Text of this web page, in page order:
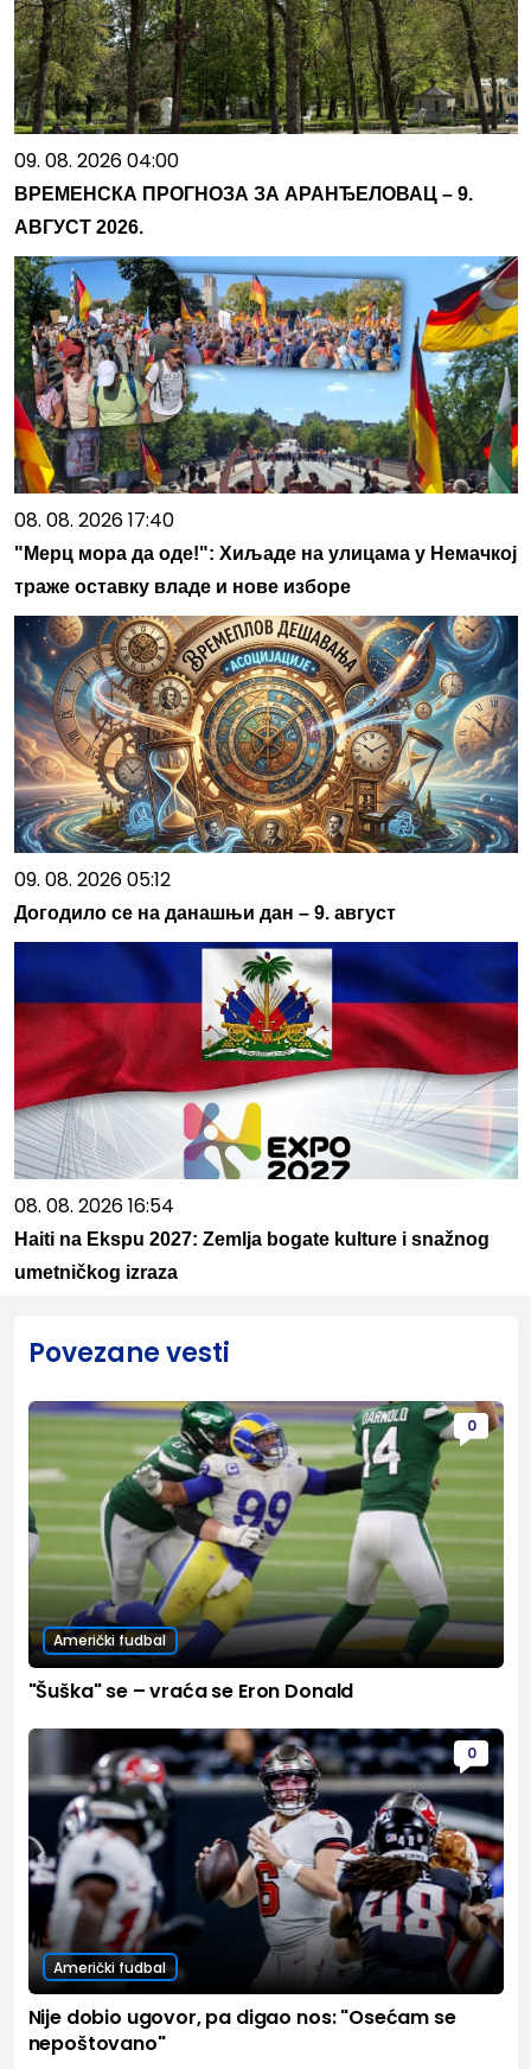
09. 08. 2026 04:00
ВРЕМЕНСКА ПРОГНОЗА ЗА АРАНЂЕЛОВАЦ – 9.
АВГУСТ 2026.
08. 08. 2026 17:40
"Мерц мора да оде!": Хиљаде на улицама у Немачкој
траже оставку владе и нове изборе
09. 08. 2026 05:12
Догодило се на данашњи дан – 9. август
08. 08. 2026 16:54
Haiti na Ekspu 2027: Zemlja bogate kulture i snažnog
umetničkog izraza
Povezane vesti
0
Američki fudbal
"Šuška" se – vraća se Eron Donald
0
Američki fudbal
Nije dobio ugovor, pa digao nos: "Osećam se
nepoštovano"